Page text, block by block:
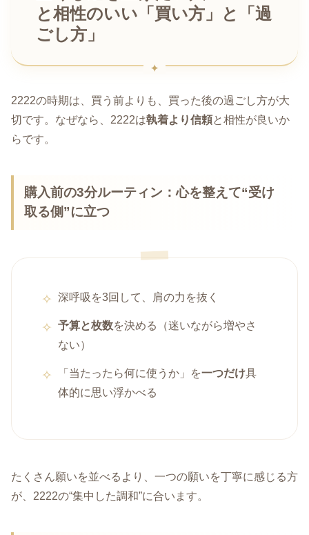
と相性のいい「買い方」と「過
ごし方」
2222の時期は、買う前よりも、買った後の過ごし方が大
切です。なぜなら、2222は執着より信頼と相性が良いか
らです。
購入前の3分ルーティン：心を整えて“受け
取る側”に立つ
深呼吸を3回して、肩の力を抜く
予算と枚数を決める（迷いながら増やさ
ない）
「当たったら何に使うか」を一つだけ具
体的に思い浮かべる
たくさん願いを並べるより、一つの願いを丁寧に感じる方
が、2222の“集中した調和”に合います。